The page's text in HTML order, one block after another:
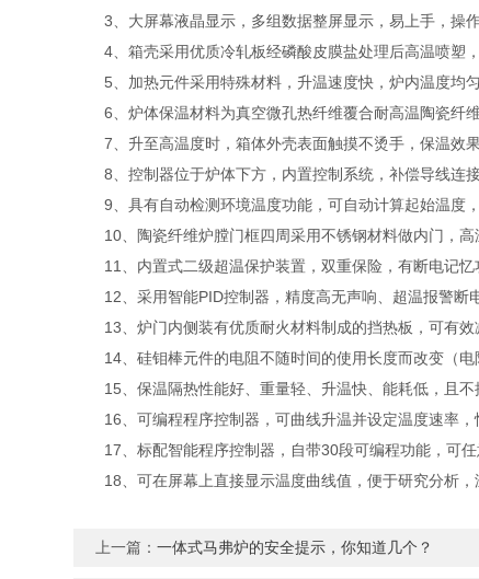
3、大屏幕液晶显示，多组数据整屏显示，易上手，操作
4、箱壳采用优质冷轧板经磷酸皮膜盐处理后高温喷塑，
5、加热元件采用特殊材料，升温速度快，炉内温度均匀
6、炉体保温材料为真空微孔热纤维覆合耐高温陶瓷纤维
7、升至高温度时，箱体外壳表面触摸不烫手，保温效果
8、控制器位于炉体下方，内置控制系统，补偿导线连接
9、具有自动检测环境温度功能，可自动计算起始温度，
10、陶瓷纤维炉膛门框四周采用不锈钢材料做内门，高
11、内置式二级超温保护装置，双重保险，有断电记忆
12、采用智能PID控制器，精度高无声响、超温报警断
13、炉门内侧装有优质耐火材料制成的挡热板，可有效
14、硅钼棒元件的电阻不随时间的使用长度而改变（电
15、保温隔热性能好、重量轻、升温快、能耗低，且不
16、可编程程序控制器，可曲线升温并设定温度速率，
17、标配智能程序控制器，自带30段可编程功能，可任
18、可在屏幕上直接显示温度曲线值，便于研究分析，
上一篇：一体式马弗炉的安全提示，你知道几个？